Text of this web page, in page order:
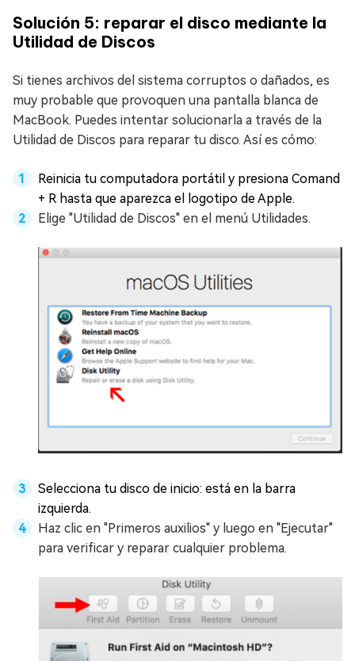
Solución 5: reparar el disco mediante la
Utilidad de Discos
Si tienes archivos del sistema corruptos o dañados, es
muy probable que provoquen una pantalla blanca de
MacBook. Puedes intentar solucionarla a través de la
Utilidad de Discos para reparar tu disco. Así es cómo:
Reinicia tu computadora portátil y presiona Comand
+ R hasta que aparezca el logotipo de Apple.
Elige "Utilidad de Discos" en el menú Utilidades.
Selecciona tu disco de inicio: está en la barra
izquierda.
Haz clic en "Primeros auxilios" y luego en "Ejecutar"
para verificar y reparar cualquier problema.